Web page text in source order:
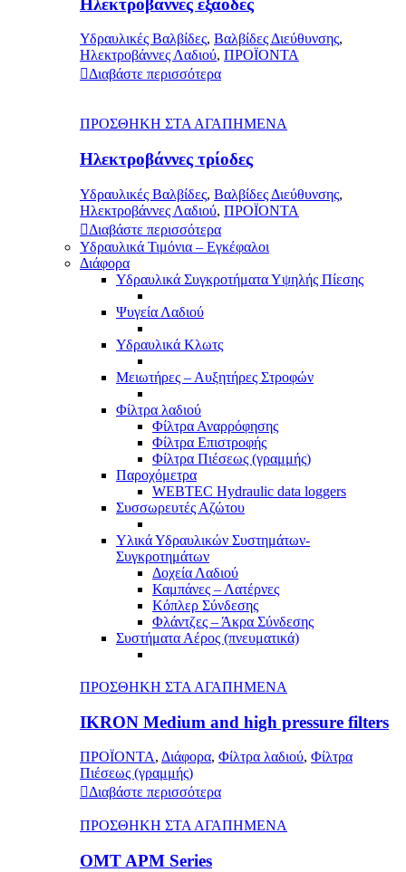
Ηλεκτροβάννες εξάοδες
Υδραυλικές Βαλβίδες, Βαλβίδες Διεύθυνσης,
Ηλεκτροβάννες Λαδιού, ΠΡΟΪΟΝΤΑ
Διαβάστε περισσότερα
ΠΡΟΣΘΗΚΗ ΣΤΑ ΑΓΑΠΗΜΕΝΑ
Ηλεκτροβάννες τρίοδες
Υδραυλικές Βαλβίδες, Βαλβίδες Διεύθυνσης,
Ηλεκτροβάννες Λαδιού, ΠΡΟΪΟΝΤΑ
Διαβάστε περισσότερα
Υδραυλικά Τιμόνια – Εγκέφαλοι
Διάφορα
Υδραυλικά Συγκροτήματα Υψηλής Πίεσης
Ψυγεία Λαδιού
Υδραυλικά Κλωτς
Μειωτήρες – Αυξητήρες Στροφών
Φίλτρα λαδιού
Φίλτρα Αναρρόφησης
Φίλτρα Επιστροφής
Φίλτρα Πιέσεως (γραμμής)
Παροχόμετρα
WEBTEC Hydraulic data loggers
Συσσωρευτές Αζώτου
Υλικά Υδραυλικών Συστημάτων-
Συγκροτημάτων
Δοχεία Λαδιού
Καμπάνες – Λατέρνες
Κόπλερ Σύνδεσης
Φλάντζες – Άκρα Σύνδεσης
Συστήματα Αέρος (πνευματικά)
ΠΡΟΣΘΗΚΗ ΣΤΑ ΑΓΑΠΗΜΕΝΑ
IKRON Medium and high pressure filters
ΠΡΟΪΟΝΤΑ, Διάφορα, Φίλτρα λαδιού, Φίλτρα
Πιέσεως (γραμμής)
Διαβάστε περισσότερα
ΠΡΟΣΘΗΚΗ ΣΤΑ ΑΓΑΠΗΜΕΝΑ
OMT APM Series